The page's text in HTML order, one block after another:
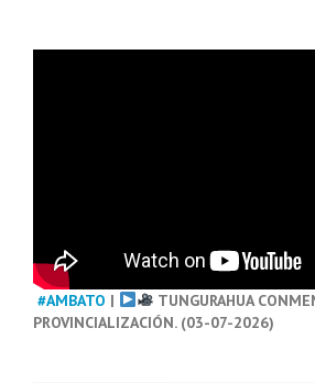
#AMBATO |
TUNGURAHUA
PROVINCIALIZACIÓN. (03-07-2026)